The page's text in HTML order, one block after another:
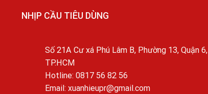
NHỊP CẦU TIÊU DÙNG
Số 21A Cư xá Phú Lâm B, Phường 13, Quận 6,
TP.HCM
Hotline: 0817 56 82 56
Email: xuanhieupr@gmail.com